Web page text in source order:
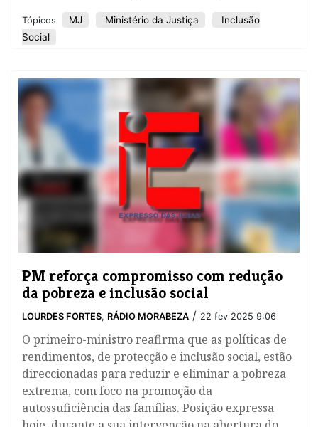
Tópicos MJ Ministério da Justiça
Inclusão
Social
PM reforça compromisso com redução
da pobreza e inclusão social
LOURDES FORTES, RÁDIO MORABEZA / 22 fev 2025 9:06
O primeiro-ministro reafirma que as políticas de
rendimentos, de protecção e inclusão social, estão
direccionadas para reduzir e eliminar a pobreza
extrema, com foco na promoção da
autossuficiência das famílias. Posição expressa